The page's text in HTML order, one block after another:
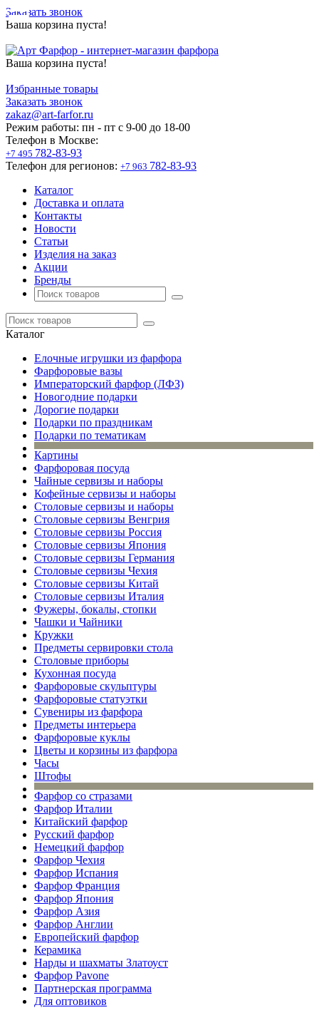
Заказать звонок
Ваша корзина пуста!
Ваша корзина пуста!
Избранные товары
Заказать звонок
zakaz@art-farfor.ru
Режим работы: пн - пт c 9-00 до 18-00
Телефон в Москве:
+7 495 782-83-93
Телефон для регионов: +7 963 782-83-93
Каталог
Доставка и оплата
Контакты
Новости
Статьи
Изделия на заказ
Акции
Бренды
Каталог
Елочные игрушки из фарфора
Фарфоровые вазы
Императорский фарфор (ЛФЗ)
Новогодние подарки
Дорогие подарки
Подарки по праздникам
Подарки по тематикам
Картины
Фарфоровая посуда
Чайные сервизы и наборы
Кофейные сервизы и наборы
Столовые сервизы и наборы
Столовые сервизы Венгрия
Столовые сервизы Россия
Столовые сервизы Япония
Столовые сервизы Германия
Столовые сервизы Чехия
Столовые сервизы Китай
Столовые сервизы Италия
Фужеры, бокалы, стопки
Чашки и Чайники
Кружки
Предметы сервировки стола
Столовые приборы
Кухонная посуда
Фарфоровые скульптуры
Фарфоровые статуэтки
Сувениры из фарфора
Предметы интерьера
Фарфоровые куклы
Цветы и корзины из фарфора
Часы
Штофы
Фарфор со стразами
Фарфор Италии
Китайский фарфор
Русский фарфор
Немецкий фарфор
Фарфор Чехия
Фарфор Испания
Фарфор Франция
Фарфор Япония
Фарфор Азия
Фарфор Англии
Европейский фарфор
Керамика
Нарды и шахматы Златоуст
Фарфор Pavone
Партнерская программа
Для оптовиков